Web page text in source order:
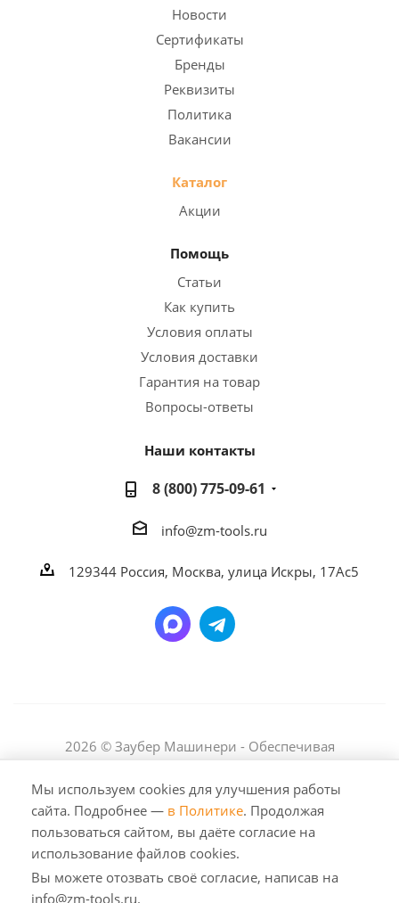
Новости
Сертификаты
Бренды
Реквизиты
Политика
Вакансии
Каталог
Акции
Помощь
Статьи
Как купить
Условия оплаты
Условия доставки
Гарантия на товар
Вопросы-ответы
Наши контакты
8 (800) 775-09-61
info@zm-tools.ru
129344 Россия, Москва, улица Искры, 17Ас5
2026 © Заубер Машинери - Обеспечивая
использование либо копирование материалов или
подборки материалов сайта, элементов дизайна и
оформления допускается лишь с разрешения
правообладателя и только со ссылкой на источник:
https://zm-tools.ru
Мы используем cookies для улучшения работы
сайта. Подробнее — в Политике. Продолжая
пользоваться сайтом, вы даёте согласие на
использование файлов cookies.
Вы можете отозвать своё согласие, написав на
info@zm-tools.ru.